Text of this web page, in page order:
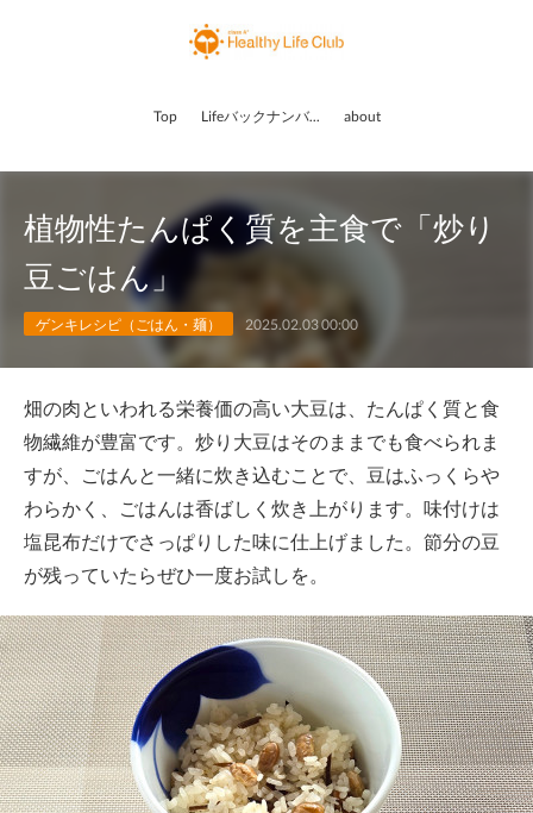
Top Lifeバックナンバー about
植物性たんぱく質を主食で「炒り
豆ごはん」
ゲンキレシピ（ごはん・麺） 2025.02.03 00:00
畑の肉といわれる栄養価の高い大豆は、たんぱく質と食
物繊維が豊富です。炒り大豆はそのままでも食べられま
すが、ごはんと一緒に炊き込むことで、豆はふっくらや
わらかく、ごはんは香ばしく炊き上がります。味付けは
塩昆布だけでさっぱりした味に仕上げました。節分の豆
が残っていたらぜひ一度お試しを。